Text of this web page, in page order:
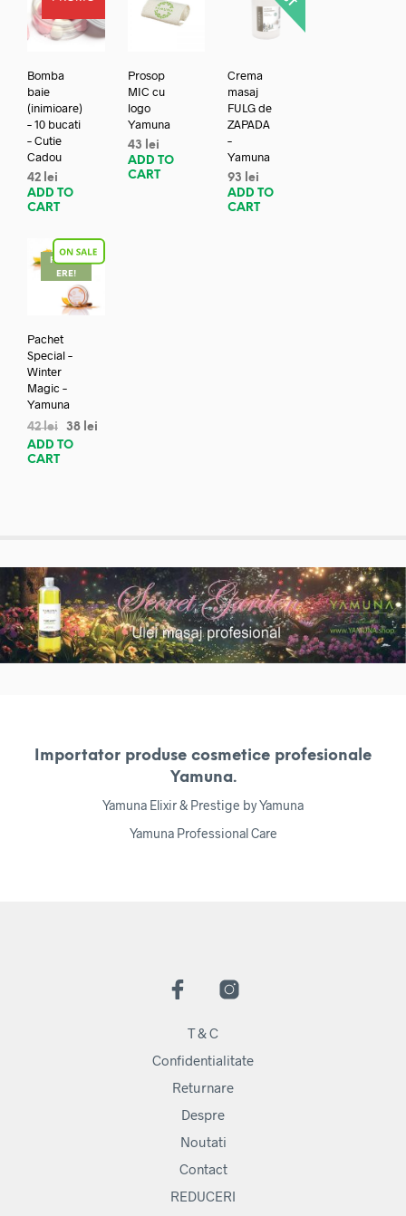
Bomba
baie
(inimioare)
– 10 bucati
– Cutie
Cadou
42 lei
ADD TO
CART
Prosop
MIC cu
logo
Yamuna
43
lei
ADD TO
CART
Crema
masaj
FULG de
ZAPADA
–
Yamuna
93
lei
ADD TO
CART
REDUC
ERE!
Pachet
Special –
Winter
Magic –
Yamuna
42lei 38 lei
ADD TO
CART
Importator produse cosmetice profesionale
Yamuna.
Yamuna Elixir & Prestige by Yamuna
Yamuna Professional Care
T & C
Confidentialitate
Returnare
Despre
Noutati
Contact
REDUCERI